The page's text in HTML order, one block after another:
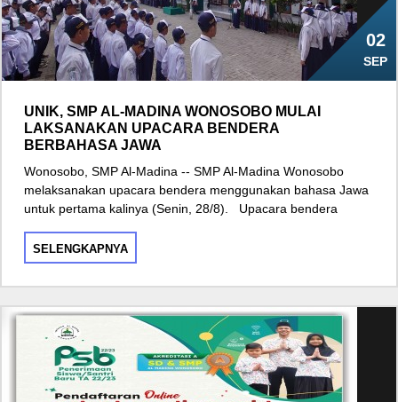
02
SEP
UNIK, SMP AL-MADINA WONOSOBO MULAI
LAKSANAKAN UPACARA BENDERA
BERBAHASA JAWA
Wonosobo, SMP Al-Madina -- SMP Al-Madina Wonosobo
melaksanakan upacara bendera menggunakan bahasa Jawa
untuk pertama kalinya (Senin, 28/8). Upacara bendera
SELENGKAPNYA